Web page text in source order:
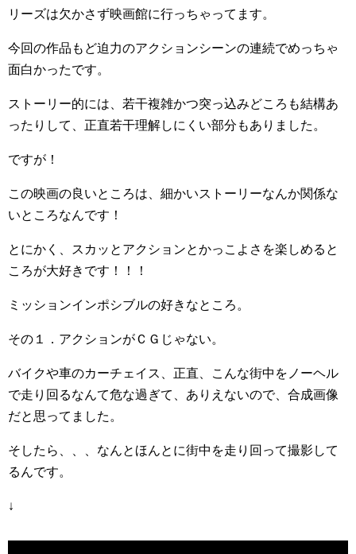
リーズは欠かさず映画館に行っちゃってます。
今回の作品もど迫力のアクションシーンの連続でめっちゃ
面白かったです。
ストーリー的には、若干複雑かつ突っ込みどころも結構あ
ったりして、正直若干理解しにくい部分もありました。
ですが！
この映画の良いところは、細かいストーリーなんか関係な
いところなんです！
とにかく、スカッとアクションとかっこよさを楽しめると
ころが大好きです！！！
ミッションインポシブルの好きなところ。
その１．アクションがＣＧじゃない。
バイクや車のカーチェイス、正直、こんな街中をノーヘル
で走り回るなんて危な過ぎて、ありえないので、合成画像
だと思ってました。
そしたら、、、なんとほんとに街中を走り回って撮影して
るんです。
↓